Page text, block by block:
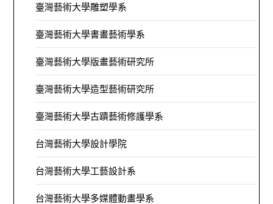
臺灣藝術大學雕塑學系
臺灣藝術大學書畫藝術學系
臺灣藝術大學版畫藝術研究所
臺灣藝術大學造型藝術研究所
臺灣藝術大學古蹟藝術修護學系
台灣藝術大學設計學院
台灣藝術大學工藝設計系
台灣藝術大學多媒體動畫學系